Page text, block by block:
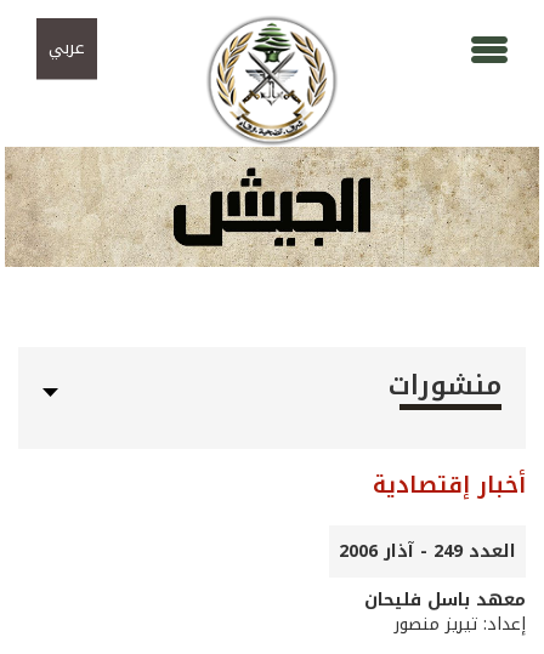
عربي
منشورات
أخبار إقتصادية
العدد 249 - آذار 2006
معهد باسل فليحان
إعداد: تيريز منصور